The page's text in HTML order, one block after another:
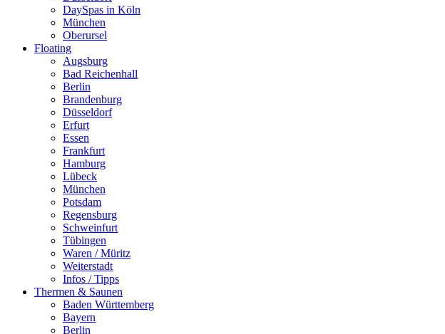
DaySpas in Köln
München
Oberursel
Floating
Augsburg
Bad Reichenhall
Berlin
Brandenburg
Düsseldorf
Erfurt
Essen
Frankfurt
Hamburg
Lübeck
München
Potsdam
Regensburg
Schweinfurt
Tübingen
Waren / Müritz
Weiterstadt
Infos / Tipps
Thermen & Saunen
Baden Württemberg
Bayern
Berlin